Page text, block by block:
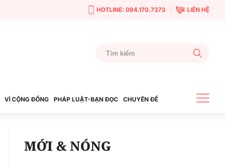
HOTLINE: 094.170.7373 LIÊN HỆ
VÌ CỘNG ĐỒNG PHÁP LUẬT-BẠN ĐỌC CHUYÊN ĐỀ
MỚI & NÓNG